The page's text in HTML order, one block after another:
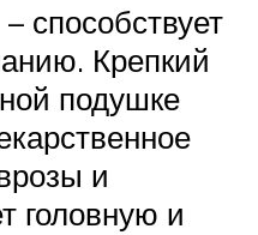
способствует
Крепкий
подушке
и
головную и